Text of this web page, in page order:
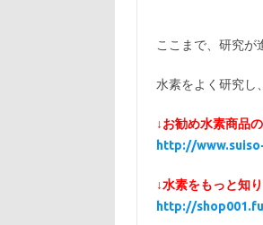
ここまで、研究が
水素をよく研究し
↓お勧め水素商品
http://
↓水素をもっと知
http://